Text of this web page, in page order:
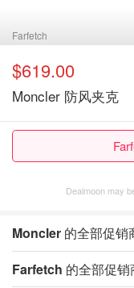
Farfetch
$619.00
Moncler 防风夹克
Dealmoon may
Moncler 的全部促销
Farfetch 的全部促销